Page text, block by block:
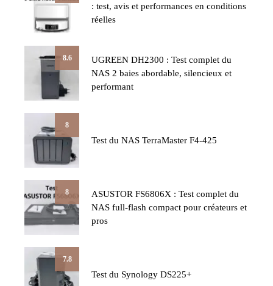
: test, avis et performances en conditions
réelles
8.6
UGREEN DH2300 : Test complet du
NAS 2 baies abordable, silencieux et
performant
8
Test du NAS TerraMaster F4-425
8
ASUSTOR FS6806X : Test complet du
NAS full-flash compact pour créateurs et
pros
7.8
Test du Synology DS225+